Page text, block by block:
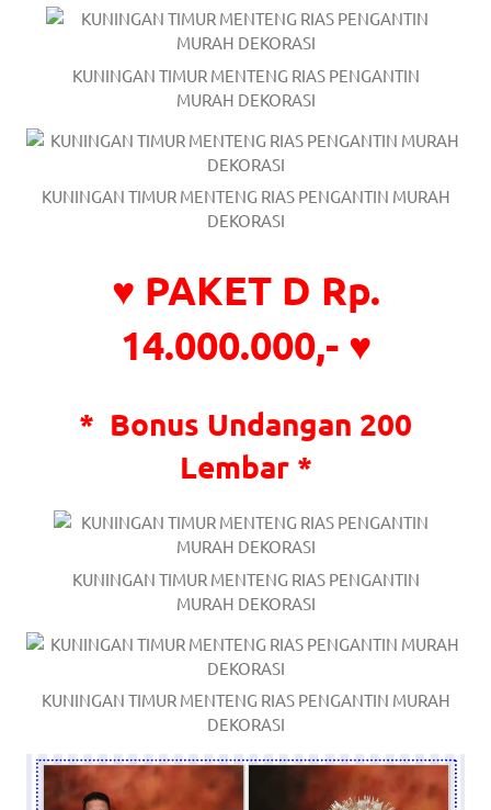
KUNINGAN TIMUR MENTENG RIAS PENGANTIN
MURAH DEKORASI
KUNINGAN TIMUR MENTENG RIAS PENGANTIN MURAH
DEKORASI
♥ PAKET D Rp.
14.000.000,- ♥
* Bonus Undangan 200
Lembar *
KUNINGAN TIMUR MENTENG RIAS PENGANTIN
MURAH DEKORASI
KUNINGAN TIMUR MENTENG RIAS PENGANTIN MURAH
DEKORASI